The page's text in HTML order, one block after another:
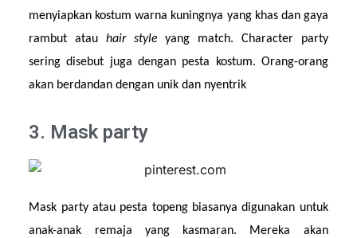
menyiapkan kostum warna kuningnya yang khas dan gaya
rambut atau hair style yang match. Character party
sering disebut juga dengan pesta kostum. Orang-orang
akan berdandan dengan unik dan nyentrik
3. Mask party
Mask party atau pesta topeng biasanya digunakan untuk
anak-anak remaja yang kasmaran. Mereka akan